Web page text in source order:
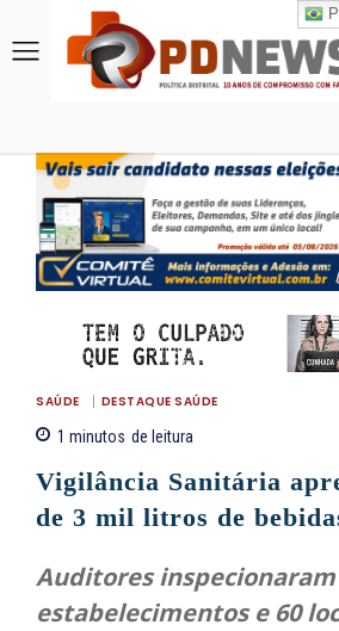
SAÚDE DESTAQUE SAÚDE
1 minutos de leitura
Vigilância Sanitária
de 3 mil litros de
Auditores inspecionaram
estabelecimentos e 60